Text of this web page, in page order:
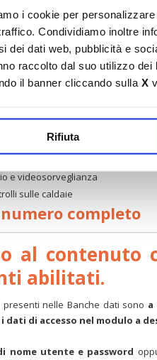
i cookie per
Condividiamo inoltre
dei dati web, pubblicità e
raccolto dal suo utilizzo dei
il banner cliccando sulla X
Rifiuta
e Cassa Portieri, vantaggi per
come comportarsi Il groviglio
e videosorveglianza
sulle caldaie
completo
al
abilitati.
presenti nelle Banche dati sono a
dati di accesso nel modulo a
nome utente e password